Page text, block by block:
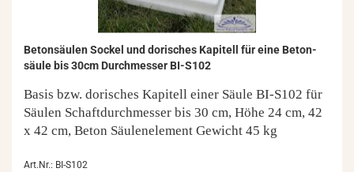
Be­ton­säu­len So­ckel und do­ri­sches Ka­pi­tell für eine Be­ton­
säu­le bis 30cm Durch­mes­ser BI-​S102
Basis bzw. do­ri­sches Ka­pi­tell einer Säule BI-​S102 für
Säu­len Schaft­durch­mes­ser bis 30 cm, Höhe 24 cm, 42
x 42 cm, Beton Säu­len­ele­ment Ge­wicht 45 kg
Art.Nr.: BI-S102